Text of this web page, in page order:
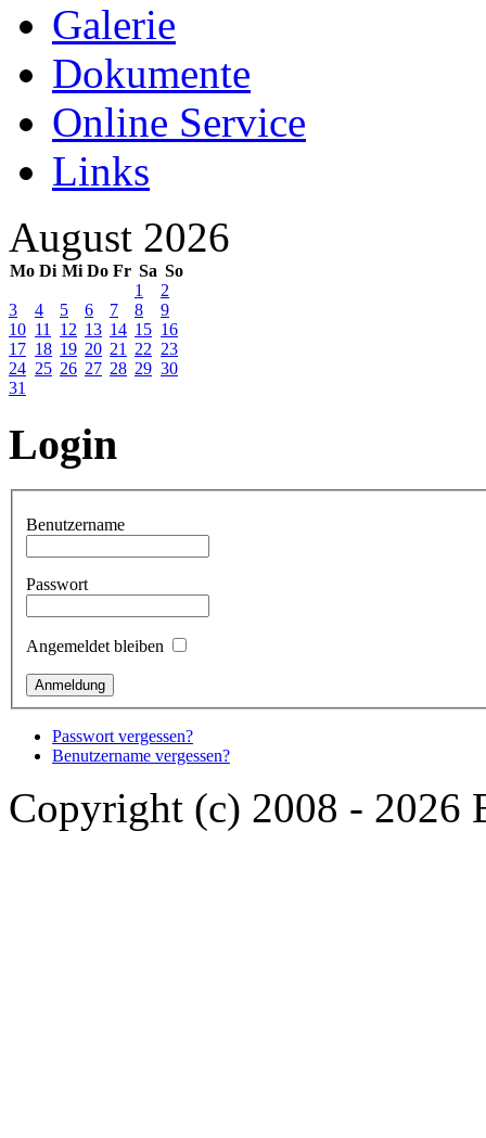
Galerie
Dokumente
Online Service
Links
August 2026
Mo Di Mi Do Fr Sa So
1
2
3
4 5 6 7 8
9
10 11 12 13 14 15 16
17 18 19 20 21 22 23
24 25 26 27 28 29 30
31
Login
Benutzername
Passwort
Angemeldet bleiben
Passwort vergessen?
Benutzername vergessen?
Copyright (c) 2008 - 2026